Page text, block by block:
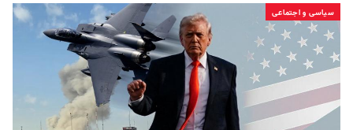
سیاسی و اجتماعی